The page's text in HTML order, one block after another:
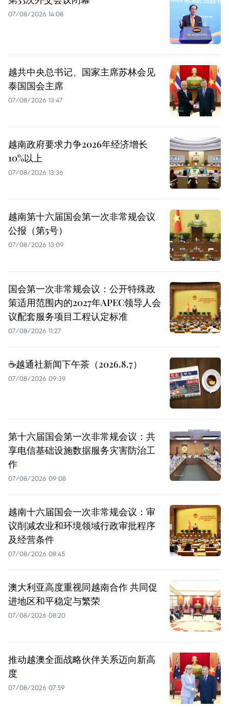
07/08/2026 14:08
越共中央总书记、国家主席苏林会见
泰国国会主席
07/08/2026 13:47
越南政府要求力争2026年经济增长
10%以上
07/08/2026 13:36
越南第十六届国会第一次非常规会议
公报（第5号）
07/08/2026 13:09
国会第一次非常规会议：公开特殊政
策适用范围内的2027年APEC领导人会
议配套服务项目工程认定标准
07/08/2026 11:27
☕️越通社新闻下午茶（2026.8.7）
07/08/2026 09:39
第十六届国会第一次非常规会议：共
享电信基础设施数据服务灾害防治工
作
07/08/2026 09:08
越南十六届国会一次非常规会议：审
议削减农业和环境领域行政审批程序
及经营条件
07/08/2026 08:45
澳大利亚高度重视同越南合作 共同促
进地区和平稳定与繁荣
07/08/2026 08:20
推动越澳全面战略伙伴关系迈向新高
度
07/08/2026 07:59